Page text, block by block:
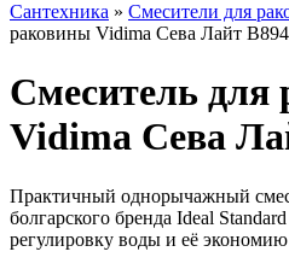
Сантехника » Смесители для
раковины Vidima Сева Лайт
Смеситель для
Vidima Сева
Практичный однорычажный
болгарского бренда Ideal
регулировку воды и её экономию